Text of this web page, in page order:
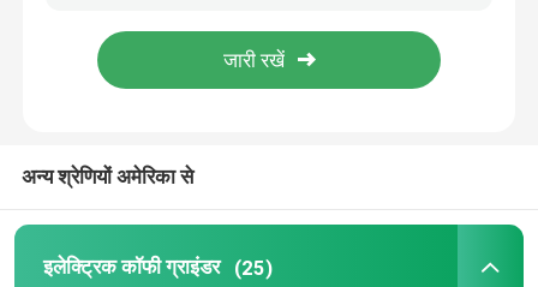
हमारे बारे में
अन्य श्रेणियों अमेरिका से
इलेक्ट्रिक कॉफी ग्राइंडर (25)